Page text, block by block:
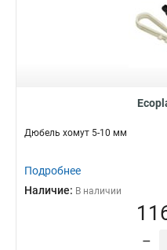
Дюбель хомут 5-10 мм
Подробнее
Наличие: В наличии
–